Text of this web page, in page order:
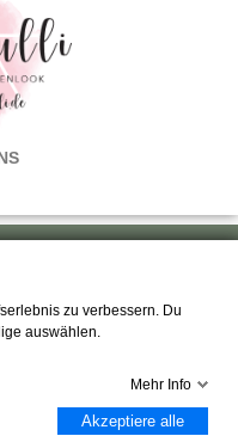
& Rückgabe
zu verbessern. Du
auswählen.
Mehr Info
Akzeptiere alle